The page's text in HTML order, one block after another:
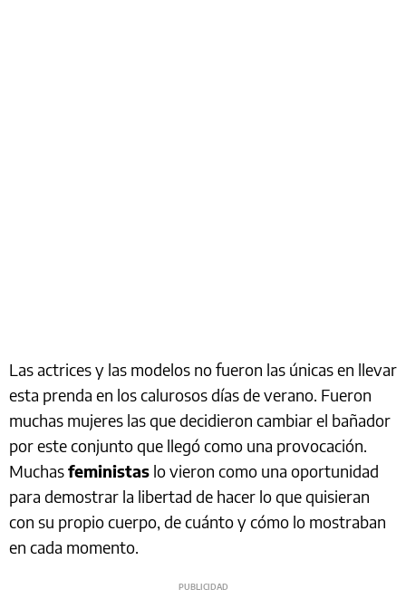
Las actrices y las modelos no fueron las únicas en llevar
esta prenda en los calurosos días de verano. Fueron
muchas mujeres las que decidieron cambiar el bañador
por este conjunto que llegó como una provocación.
Muchasfeministas lo vieron como una oportunidad
para demostrar la libertad de hacer lo que quisieran
con su propio cuerpo, de cuánto y cómo lo mostraban
en cada momento.